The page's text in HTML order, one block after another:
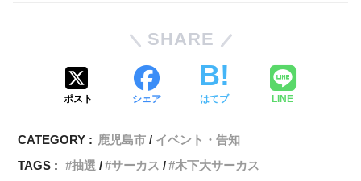
SHARE
ポスト シェア はてブ LINE
CATEGORY : 鹿児島市
イベント・告知
TAGS :
抽選 サーカス 木下大サーカス